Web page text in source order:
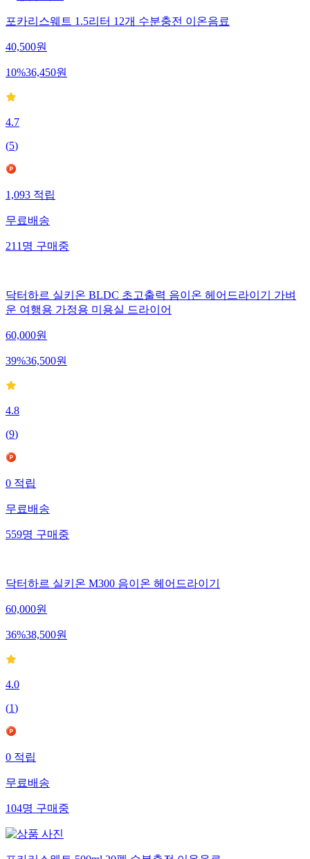
포카리스웨트 1.5리터 12개 수분충전 이온음료
40,500원
10%36,450원
4.7
(5)
1,093 적립
무료배송
211 명 구매중
닥터하르 실키온 BLDC 초고출력 음이온 헤어드라이기 가벼
운 여행용 가정용 미용실 드라이어
60,000원
39%36,500원
4.8
(9)
0 적립
무료배송
559명 구매중
닥터하르 실키온 M300 음이온 헤어드라이기
60,000원
36%38,500원
4.0
(1)
0 적립
무료배송
104명 구매중